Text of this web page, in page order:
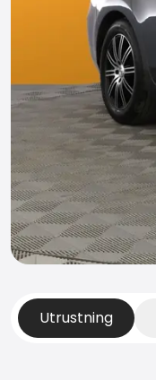
Utrustning